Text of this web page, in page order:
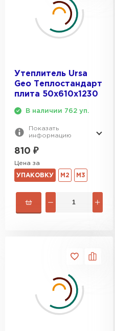
Утеплитель Ursa
Geo Теплостандарт
плита 50х610х1230
В наличии 762 уп.
Показать
информацию
810 ₽
Цена за
УПАКОВКУ М2 М3ПЕРЕЙТИ